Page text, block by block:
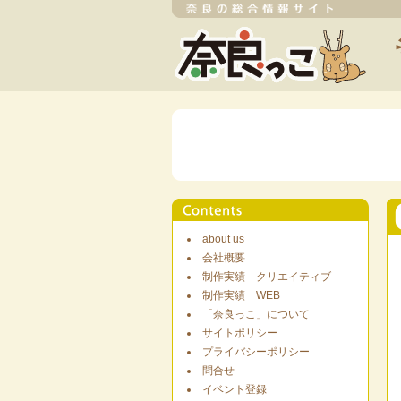
about us
会社概要
制作実績 クリエイティブ
制作実績 WEB
「奈良っこ」について
サイトポリシー
プライバシーポリシー
問合せ
イベント登録